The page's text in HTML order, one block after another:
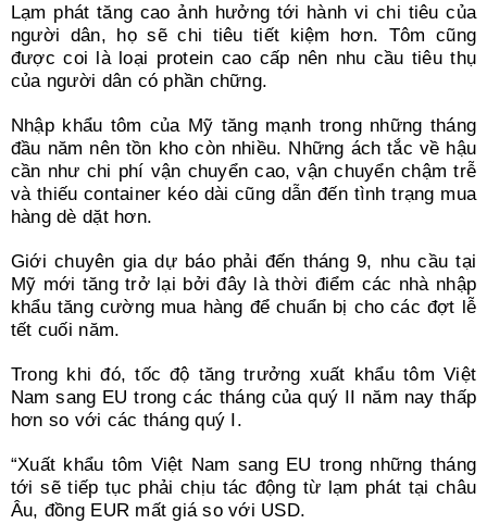
Lạm phát tăng cao ảnh hưởng tới hành vi chi tiêu của
người dân, họ sẽ chi tiêu tiết kiệm hơn. Tôm cũng
được coi là loại protein cao cấp nên nhu cầu tiêu thụ
của người dân có phần chững.
Nhập khẩu tôm của Mỹ tăng mạnh trong những tháng
đầu năm nên tồn kho còn nhiều. Những ách tắc về hậu
cần như chi phí vận chuyển cao, vận chuyển chậm trễ
và thiếu container kéo dài cũng dẫn đến tình trạng mua
hàng dè dặt hơn.
Giới chuyên gia dự báo phải đến tháng 9, nhu cầu tại
Mỹ mới tăng trở lại bởi đây là thời điểm các nhà nhập
khẩu tăng cường mua hàng để chuẩn bị cho các đợt lễ
tết cuối năm.
Trong khi đó, tốc độ tăng trưởng xuất khẩu tôm Việt
Nam sang EU trong các tháng của quý II năm nay thấp
hơn so với các tháng quý I.
“Xuất khẩu tôm Việt Nam sang EU trong những tháng
tới sẽ tiếp tục phải chịu tác động từ lạm phát tại châu
Âu, đồng EUR mất giá so với USD.